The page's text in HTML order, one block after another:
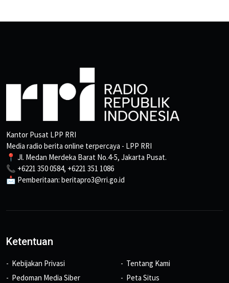
Kantor Pusat LPP RRI
Media radio berita online terpercaya - LPP RRI
📍 Jl. Medan Merdeka Barat No.4-5, Jakarta Pusat.
📞 +6221 350 0584, +6221 351 1086
📩 Pemberitaan: beritapro3@rri.go.id
Ketentuan
Kebijakan Privasi
Pedoman Media Siber
Tentang Kami
Peta Situs